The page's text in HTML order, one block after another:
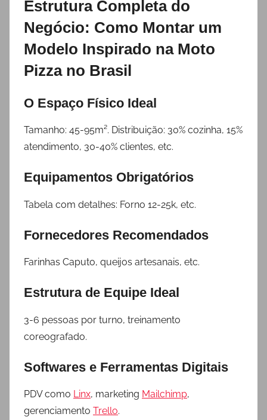
Estrutura Completa do
Negócio: Como Montar um
Modelo Inspirado na Moto
Pizza no Brasil
O Espaço Físico Ideal
Tamanho: 45-95m². Distribuição: 30% cozinha, 15%
atendimento, 30-40% clientes, etc.
Equipamentos Obrigatórios
Tabela com detalhes: Forno 12-25k, etc.
Fornecedores Recomendados
Farinhas Caputo, queijos artesanais, etc.
Estrutura de Equipe Ideal
3-6 pessoas por turno, treinamento
coreografado.
Softwares e Ferramentas Digitais
PDV como Linx, marketing Mailchimp,
gerenciamento Trello.